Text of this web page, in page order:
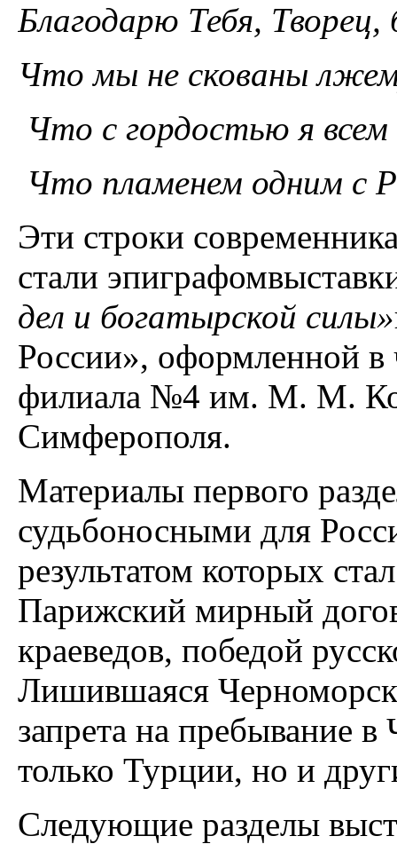
Благодарю Тебя, Творец,
Что мы не скованы
Что с гордостью я
Что пламенем одним с
Эти строки
стали
дел и богатырской силы»
России», оформленной в
филиала №4 им. М. М.
Симферополя.
Материалы первого
судьбоносными для
результатом которых
Парижский мирный
краеведов, победой
Лишившаяся
запрета на пребывание
только Турции, но и
Следующие разделы